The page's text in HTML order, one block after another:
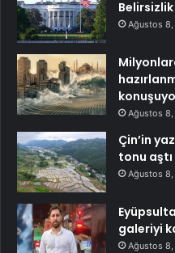
Belirsizlik
Ağustos
Ağustos
Çin’in
tonu aştı
Ağustos
galeriyi
Ağustos